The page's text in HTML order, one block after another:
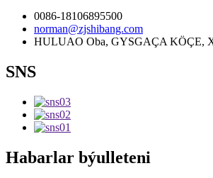
0086-18106895500
norman@zjshibang.com
HULUAO Oba, GYSGAÇA KÖÇE,
SNS
Habarlar býulleteni